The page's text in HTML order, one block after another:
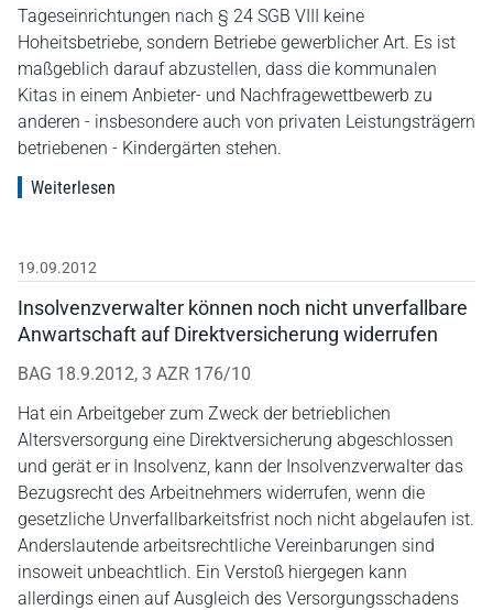
Tageseinrichtungen nach § 24 SGB VIII keine
Hoheitsbetriebe, sondern Betriebe gewerblicher Art. Es ist
maßgeblich darauf abzustellen, dass die kommunalen
Kitas in einem Anbieter- und Nachfragewettbewerb zu
anderen - insbesondere auch von privaten Leistungsträgern
betriebenen - Kindergärten stehen.
Weiterlesen
19.09.2012
Insolvenzverwalter können noch nicht unverfallbare
Anwartschaft auf Direktversicherung widerrufen
BAG 18.9.2012, 3 AZR 176/10
Hat ein Arbeitgeber zum Zweck der betrieblichen
Altersversorgung eine Direktversicherung abgeschlossen
und gerät er in Insolvenz, kann der Insolvenzverwalter das
Bezugsrecht des Arbeitnehmers widerrufen, wenn die
gesetzliche Unverfallbarkeitsfrist noch nicht abgelaufen ist.
Anderslautende arbeitsrechtliche Vereinbarungen sind
insoweit unbeachtlich. Ein Verstoß hiergegen kann
allerdings einen auf Ausgleich des Versorgungsschadens